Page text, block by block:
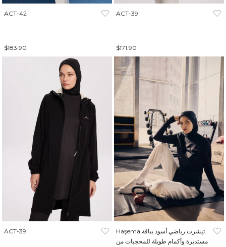
ACT-42
$183.90
ACT-39
$171.90
ACT-39
Haşema تيشرت رياضي أسود بياقة
مستديرة وأكمام طويلة للمحجبات من